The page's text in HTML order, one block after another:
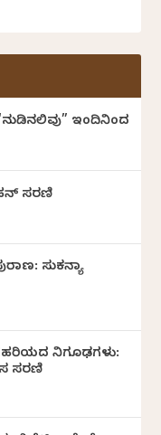
ಇಂದಿನಿಂದ
ಸರಣಿ
ಸುಕನ್ಯಾ
ನಿಗೂಢಗಳು:
ಸರಣಿ